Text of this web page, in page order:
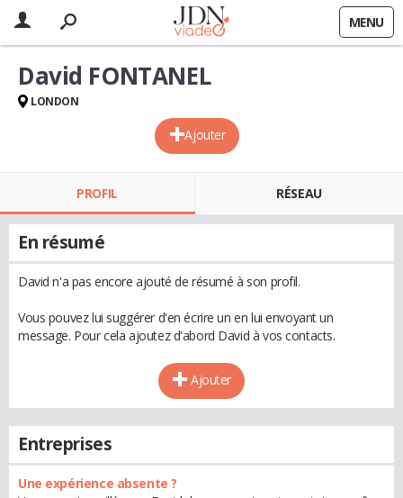
MENU
Ajouter
David FONTANEL
LONDON
PROFIL RÉSEAU
En résumé
David n'a pas encore ajouté de résumé à son profil.
Vous pouvez lui suggérer d'en écrire un en lui envoyant un
message. Pour cela ajoutez d'abord David à vos contacts.
Ajouter
Entreprises
Une expérience absente ?